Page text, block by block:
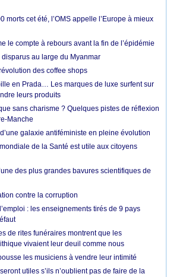
morts cet été, l’OMS appelle l’Europe à mieux
le compte à rebours avant la fin de l’épidémie
au large du Myanmar
des coffee shops
en Prada… Les marques de luxe surfent sur
leurs produits
sans charisme ? Quelques pistes de réflexion
Manche
galaxie antiféministe en pleine évolution
de la Santé est utile aux citoyens
des plus grandes bavures scientifiques de
contre la corruption
: les enseignements tirés de 9 pays
de rites funéraires montrent que les
vivaient leur deuil comme nous
les musiciens à vendre leur intimité
utiles s’ils n’oublient pas de faire de la